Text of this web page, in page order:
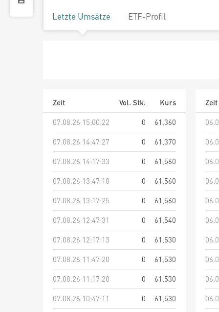
Letzte Umsätze ETF-Profil
Zeit Vol. Stk.
Kurs
07.08.26 15:00:22
0
61,360
07.08.26 14:47:27
0
61,370
07.08.26 14:17:33
0
61,560
07.08.26 13:47:18
0
61,560
07.08.26 13:17:25
0
61,560
07.08.26 12:47:31
0
61,540
07.08.26 12:17:13
0
61,530
07.08.26 11:47:20
0
61,530
07.08.26 11:17:20
0
61,530
07.08.26 10:47:11
0
61,530
Zeit